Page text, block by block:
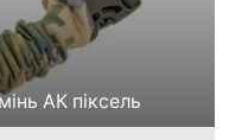
АК піксель